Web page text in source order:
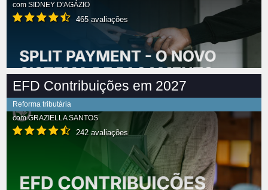
com SIDNEY D'AGÁZIO
465 avaliações
EFD Contribuições em 2027
Reforma tributária
comGRAZIELLA SANTOS
242 avaliações